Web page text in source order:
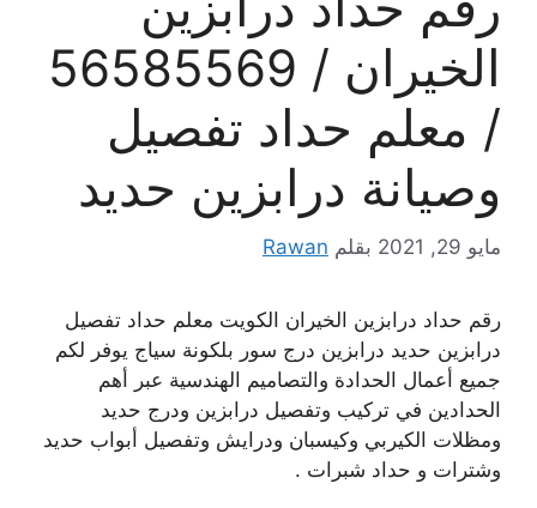
الخيران / 56585569
/ معلم حداد تفصيل
وصيانة درابزين حديد
مايو 29, 2021 بقلم Rawan
رقم حداد درابزين الخيران الكويت معلم حداد تفصيل
درابزين حديد درابزين درج سور بلكونة سياج يوفر لكم
جميع أعمال الحدادة والتصاميم الهندسية عبر أهم
الحدادين في تركيب وتفصيل درابزين ودرج حديد
ومظلات الكيربي وكيسبان ودرايش وتفصيل أبواب حديد
وشترات و حداد شبرات .